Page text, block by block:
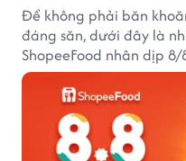
Để không phải băn
đáng săn, dưới đây là
ShopeeFood nhân dịp
hời mà không cần đắn